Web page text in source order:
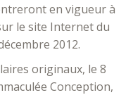
en vigueur à
le site Internet du
2012.
originaux, le 8
Conception,